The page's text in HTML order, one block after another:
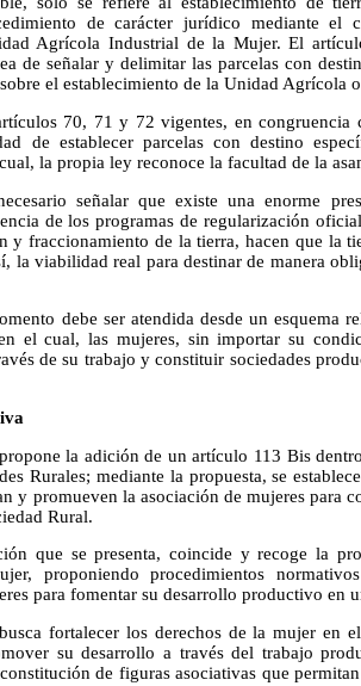
de carácter jurídico mediante el
Agrícola Industrial de la Mujer. El
de señalar y delimitar las parcelas con
el establecimiento de la Unidad Agrícola
70, 71 y 72 vigentes, en
de establecer parcelas con destino
la propia ley reconoce la facultad de la
señalar que existe una enorme
de los programas de regularización
y fraccionamiento de la tierra, hacen que la
la viabilidad real para destinar de manera
debe ser atendida desde un esquema
el cual, las mujeres, sin importar su
de su trabajo y constituir sociedades
la adición de un artículo 113 Bis
Rurales; mediante la propuesta, se
y promueven la asociación de mujeres para
Rural.
que se presenta, coincide y recoge la
proponiendo procedimientos
para fomentar su desarrollo productivo en
fortalecer los derechos de la mujer en
su desarrollo a través del trabajo
de figuras asociativas que